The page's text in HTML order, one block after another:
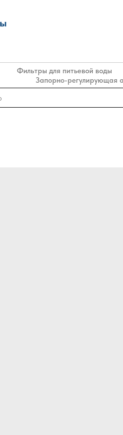
Фильтры для питьевой воды
Запорно-регулирующая